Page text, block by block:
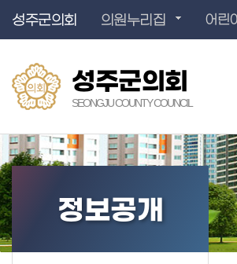
성주군의회
SEONGJU COUNTY COUNCIL
성주군의회 의원누리집 어린
정보공개